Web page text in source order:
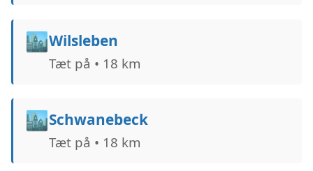
🏙️Wilsleben
Tæt på • 18 km
🏙️Schwanebeck
Tæt på • 18 km